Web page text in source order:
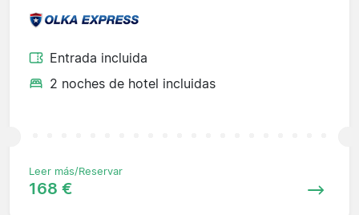
Entrada incluida
2 noches de hotel incluidas
Leer más/Reservar
168 €